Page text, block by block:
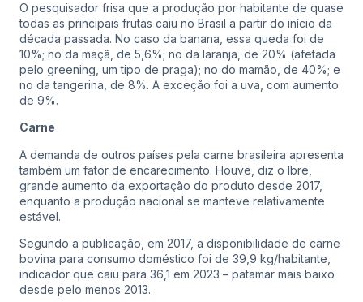
O pesquisador frisa que a produção por habitante de quase
todas as principais frutas caiu no Brasil a partir do início da
década passada. No caso da banana, essa queda foi de
10%; no da maçã, de 5,6%; no da laranja, de 20% (afetada
pelo greening, um tipo de praga); no do mamão, de 40%; e
no da tangerina, de 8%. A exceção foi a uva, com aumento
de 9%.
Carne
A demanda de outros países pela carne brasileira apresenta
também um fator de encarecimento. Houve, diz o Ibre,
grande aumento da exportação do produto desde 2017,
enquanto a produção nacional se manteve relativamente
estável.
Segundo a publicação, em 2017, a disponibilidade de carne
bovina para consumo doméstico foi de 39,9 kg/habitante,
indicador que caiu para 36,1 em 2023 – patamar mais baixo
desde pelo menos 2013.